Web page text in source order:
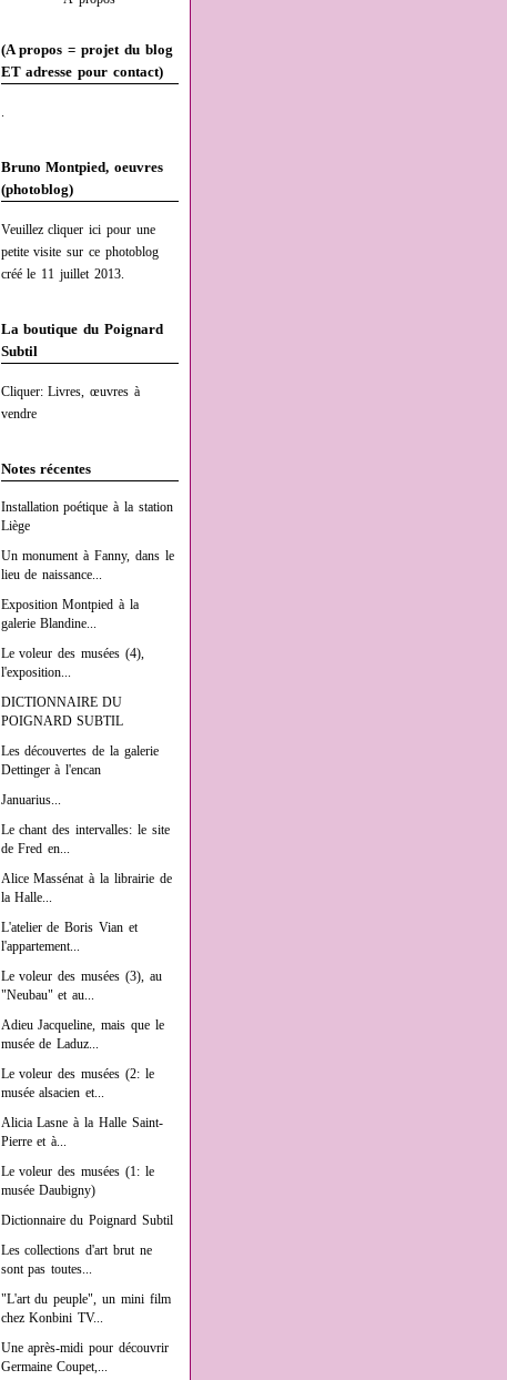
(A propos = projet du blog
ET adresse pour contact)
.
Bruno Montpied, oeuvres
(photoblog)
Veuillez cliquer ici pour une
petite visite sur ce photoblog
créé le 11 juillet 2013.
La boutique du Poignard
Subtil
Cliquer: Livres, œuvres à
vendre
Notes récentes
Installation poétique à la station
Liège
Un monument à Fanny, dans le
lieu de naissance...
Exposition Montpied à la
galerie Blandine...
Le voleur des musées (4),
l'exposition...
DICTIONNAIRE DU
POIGNARD SUBTIL
Les découvertes de la galerie
Dettinger à l'encan
Januarius...
Le chant des intervalles: le site
de Fred en...
Alice Massénat à la librairie de
la Halle...
L'atelier de Boris Vian et
l'appartement...
Le voleur des musées (3), au
"Neubau" et au...
Adieu Jacqueline, mais que le
musée de Laduz...
Le voleur des musées (2: le
musée alsacien et...
Alicia Lasne à la Halle Saint-
Pierre et à...
Le voleur des musées (1: le
musée Daubigny)
Dictionnaire du Poignard Subtil
Les collections d'art brut ne
sont pas toutes...
"L'art du peuple", un mini film
chez Konbini TV...
Une après-midi pour découvrir
Germaine Coupet,...